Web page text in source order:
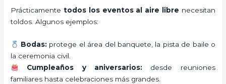
Prácticamente todos los eventos al aire libre necesitan
toldos. Algunos ejemplos:
Bodas: protege el área del banquete, la pista de baile o
la ceremonia civil.
Cumpleaños y aniversarios: desde reuniones
familiares hasta celebraciones más grandes.